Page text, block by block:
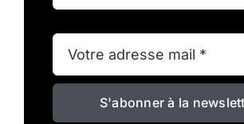
S'abonner à la